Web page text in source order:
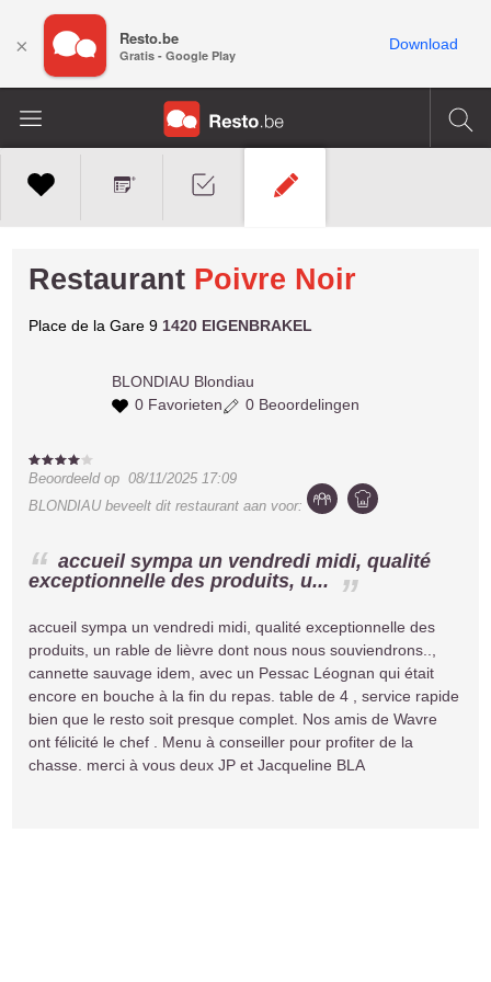
Restaurant Poivre Noir
Place de la Gare 9 1420 EIGENBRAKEL
BLONDIAU Blondiau
0 Favorieten
0 Beoordelingen
Beoordeeld op08/11/2025 17:09
BLONDIAUbeveelt dit restaurant aan voor:
accueil sympa un vendredi midi, qualité
exceptionnelle des produits, u...
accueil sympa un vendredi midi, qualité exceptionnelle des
produits, un rable de lièvre dont nous nous souviendrons..,
cannette sauvage idem, avec un Pessac Léognan qui était
encore en bouche à la fin du repas. table de 4 , service rapide
bien que le resto soit presque complet. Nos amis de Wavre
ont félicité le chef . Menu à conseiller pour profiter de la
chasse. merci à vous deux JP et Jacqueline BLA
× Resto.be
Gratis - Google Play
Download